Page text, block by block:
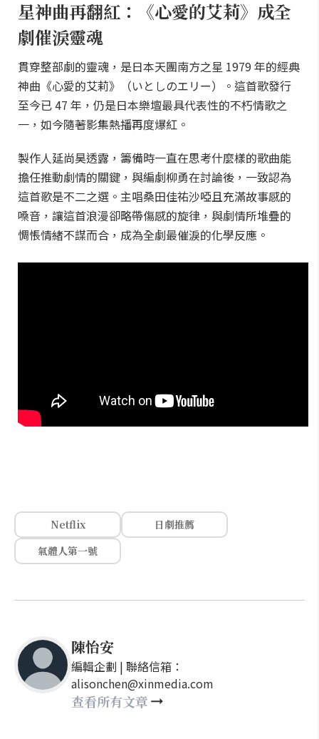
星神曲再翻紅：《心愛的艾莉》成全
劇催淚靈魂
貫穿整部劇的靈魂，是日本天團南方之星 1979 年的經典
神曲《心愛的艾莉》（いとしのエリー）。這首歌發行
至今已 47 年，仍是日本樂壇最具代表性的不朽情歌之
一，如今隨著影集熱播再度爆紅。
製作人延尚昊透露，籌備時一直在思考什麼樣的歌曲能
擔任推動劇情的關鍵，與編劇柳勇在討論後，一致認為
這首歌是不二之選。主唱桑田佳祐沙啞且充滿故事感的
嗓音，讓這首浪漫卻略帶傷感的旋律，與劇情所堆疊的
惆悵情緒不謀而合，成為全劇最催淚的化學反應。
Netflix
日劇推薦
氣體人第一號
陳怡安
編輯企劃 | 聯絡信箱：
alisonchen@xinmedia.com
查看所有文章